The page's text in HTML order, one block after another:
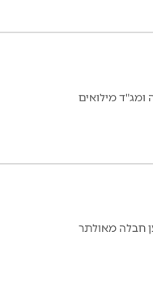
ומג"ד מילואים
חבלה מאולתר